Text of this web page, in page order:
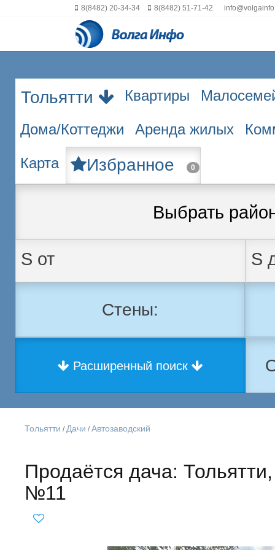
8(8482) 20-34-34 8(8482) 51-71-42
Тольятти Квартиры
Дома/Коттеджи Аренда жилых
Карта Избранное 0
Выбрать
Стены:
Расширенный поиск
Тольятти / Дачи /Автозаводский
Продаётся дача:
№11